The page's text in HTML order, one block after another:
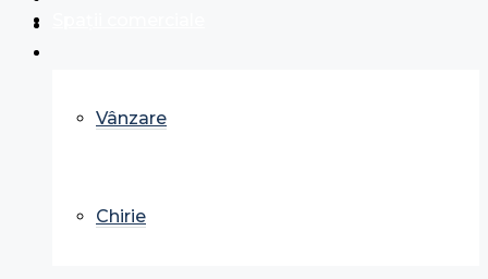
Vânzare
Chirie